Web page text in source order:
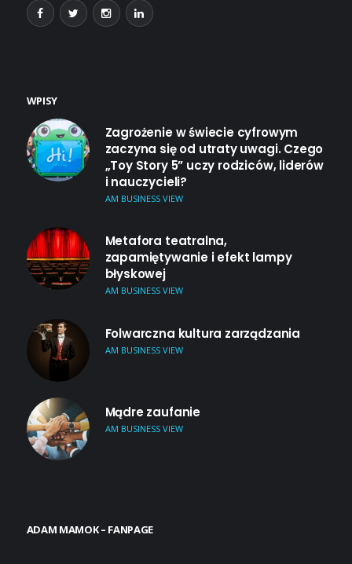
WPISY
Zagrożenie w świecie cyfrowym
zaczyna się od utraty uwagi. Czego
„Toy Story 5” uczy rodziców, liderów
i nauczycieli?
AM BUSINESS VIEW
Metafora teatralna,
zapamiętywanie i efekt lampy
błyskowej
AM BUSINESS VIEW
Folwarczna kultura zarządzania
AM BUSINESS VIEW
Mądre zaufanie
AM BUSINESS VIEW
ADAM MAMOK – FANPAGE